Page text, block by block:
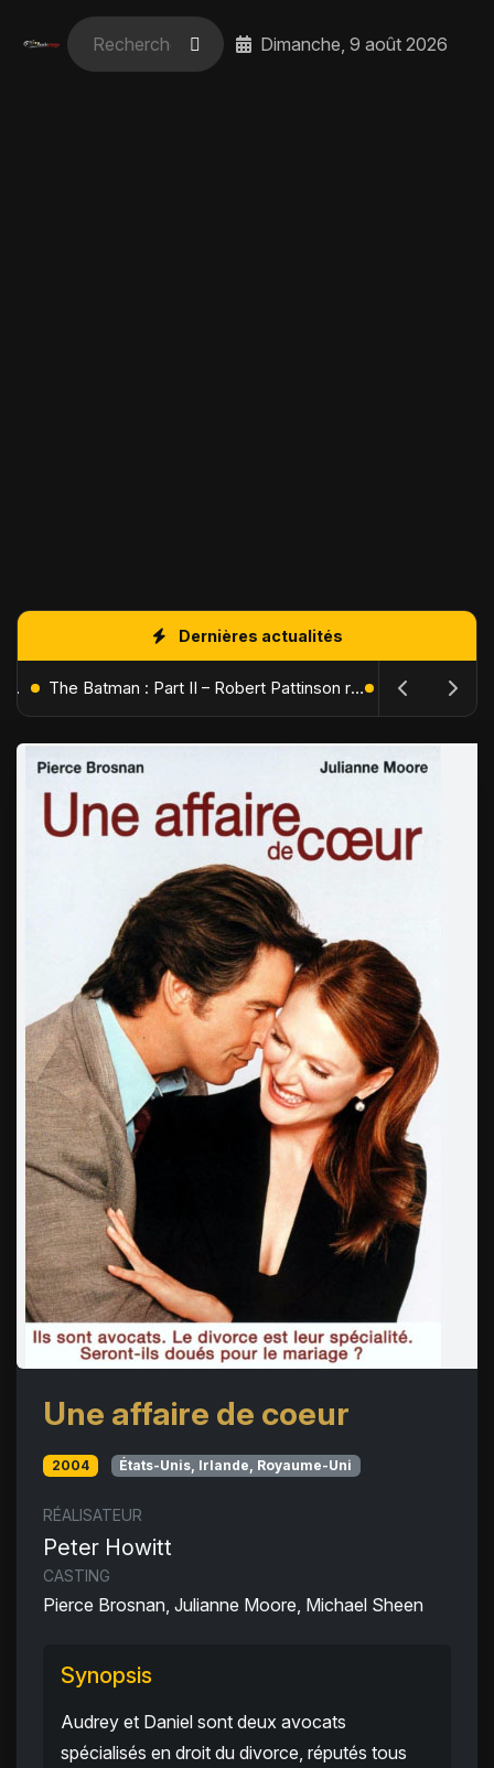
Dimanche, 9 août 2026
Dernières actualités
L'Âge de Glace : Le Réveil du Volcan – Manny, Sid et Diego de retour pour une aventure explosive The Batman : Part II – Robert Pattinson replonge dans les ténèbres de Gotham dès octobre 2027
Une affaire de coeur
2004 États-Unis, Irlande, Royaume-Uni
RÉALISATEUR
Peter Howitt
CASTING
Pierce Brosnan, Julianne Moore, Michael Sheen
Synopsis
Audrey et Daniel sont deux avocats
spécialisés en droit du divorce, réputés tous